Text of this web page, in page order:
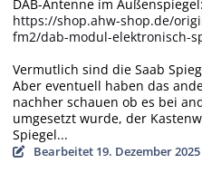
DAB-Antenne im Außenspiegel:
https://shop.ahw-shop.de/
fm2/dab-modul-elektronisch-
Vermutlich sind die Saab
Aber eventuell haben das
nachher schauen ob es bei
umgesetzt wurde, der
Spiegel...
Bearbeitet 19. Dezember